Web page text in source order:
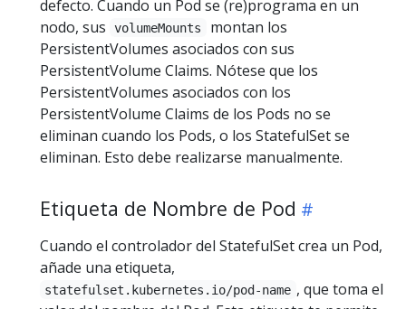
defecto. Cuando un Pod se (re)programa en un
nodo, sus
volumeMounts
montan los
PersistentVolumes asociados con sus
PersistentVolume Claims. Nótese que los
PersistentVolumes asociados con los
PersistentVolume Claims de los Pods no se
eliminan cuando los Pods, o los StatefulSet se
eliminan. Esto debe realizarse manualmente.
Etiqueta de Nombre de Pod
Cuando el controlador del StatefulSet crea un Pod,
añade una etiqueta,
statefulset.kubernetes.io/pod-name , que toma el